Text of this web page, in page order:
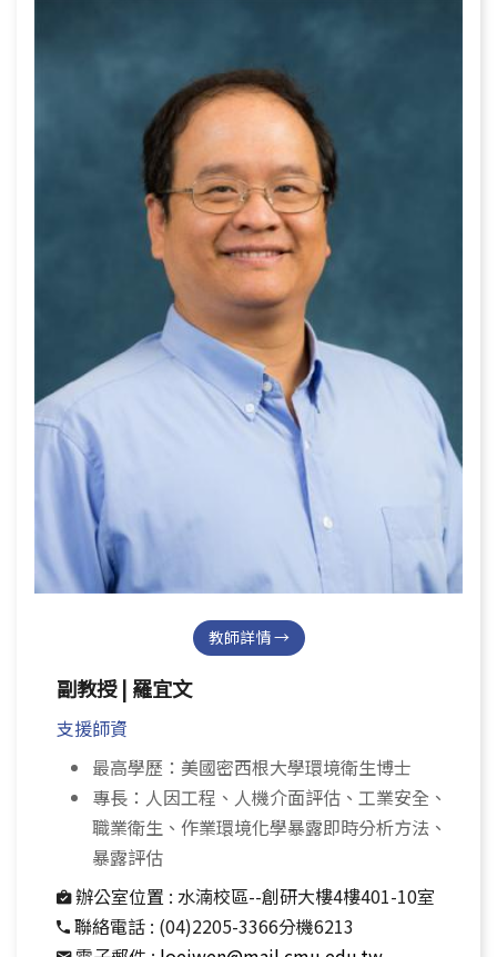
教師詳情 →
副教授 | 羅宜文
支援師資
最高學歷：美國密西根大學環境衛生博士
專長：人因工程、人機介面評估、工業安全、
職業衛生、作業環境化學暴露即時分析方法、
暴露評估
辦公室位置 : 水湳校區--創研大樓4樓401-10室
聯絡電話 : (04)2205-3366分機6213